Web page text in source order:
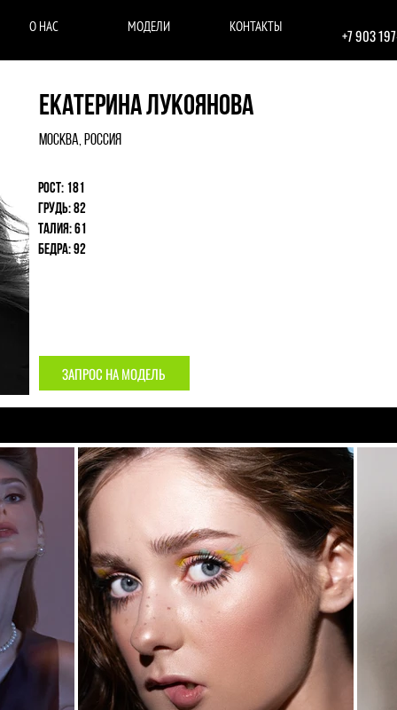
О НАС МОДЕЛИ КОНТАКТЫ +7 903
Екатерина Лукоянова
Москва, Россия
Рост: 181
Грудь: 82
Талия: 61
Бедра: 92
ЗАПРОС НА МОДЕЛЬ